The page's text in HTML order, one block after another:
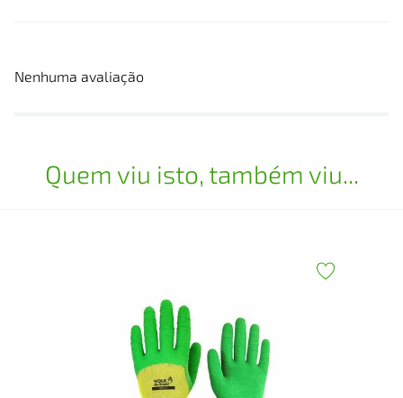
Nenhuma avaliação
Quem viu isto, também viu...